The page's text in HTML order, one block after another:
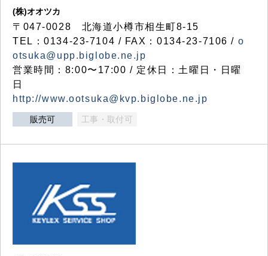
(株)オオツカ
〒047-0028 北海道小樽市相生町8-15
TEL：0134-23-7104 / FAX：0134-23-7106 / o
otsuka@upp.biglobe.ne.jp
営業時間：8:00〜17:00 / 定休日：土曜日・日曜
日
http://www.ootsuka@kvp.biglobe.ne.jp
販売可 工事・取付可